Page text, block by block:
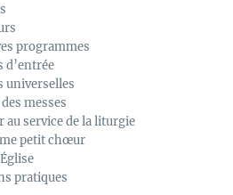
programmes
d’entrée
universelles
messes
au service de la liturgie
petit chœur
pratiques